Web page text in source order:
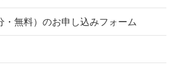
・無料）のお申し込みフォーム